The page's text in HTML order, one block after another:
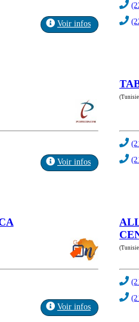
Voir infos
Voir infos
Voir infos